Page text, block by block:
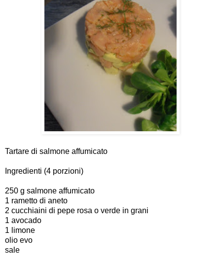
Tartare di salmone affumicato
Ingredienti (4 porzioni)
250 g salmone affumicato
1 rametto di aneto
2 cucchiaini di pepe rosa o verde in grani
1 avocado
1 limone
olio evo
sale